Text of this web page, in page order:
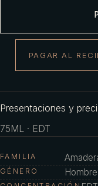
PAGAR AL
Presentaciones y
75ML · EDT
FAMILIA
GÉNERO Hombre